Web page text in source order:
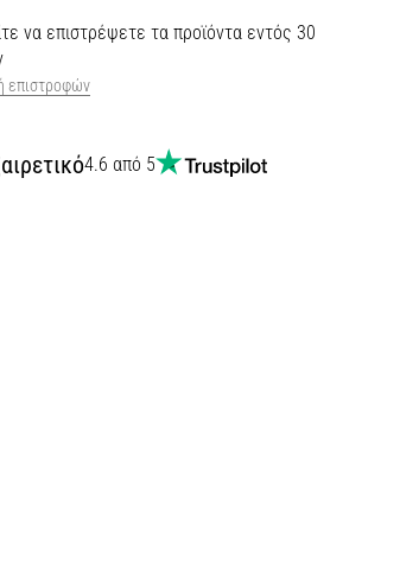
να επιστρέψετε τα προϊόντα εντός 30
επιστροφών
4.6 από 5